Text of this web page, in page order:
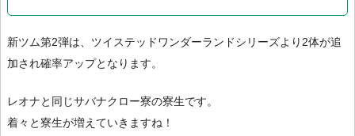
新ツム第2弾は、ツイステッドワンダーランドシリーズより2体が追
加され確率アップとなります。
レオナと同じサバナクロー寮の寮生です。
着々と寮生が増えていきますね！